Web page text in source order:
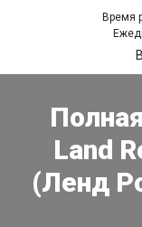
Время
Land
(Ленд